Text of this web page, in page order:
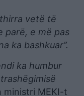
vetë të
parë, e më pas
ka bashkuar”.
ka humbur
ministri MEKI-t